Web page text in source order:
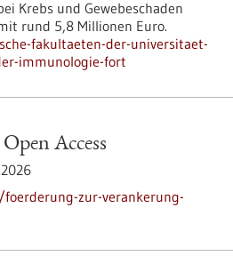
Krebs und Gewebeschaden
rund 5,8 Millionen Euro.
fakultaeten-der-universitaet-
immunologie-fort
Access
zur-verankerung-